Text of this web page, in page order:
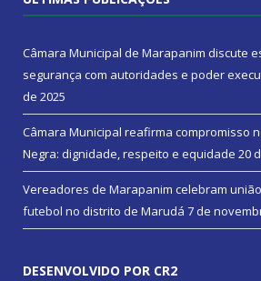
Câmara Municipal de Marapanim discute
segurança com autoridades e poder
de 2025
Câmara Municipal reafirma compromisso
Negra: dignidade, respeito e equidade 20
Vereadores de Marapanim celebram
futebol no distrito de Marudá 7 de
DESENVOLVIDO POR CR2